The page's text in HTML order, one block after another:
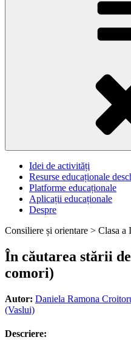
Idei de activități
Resurse educaționale
Platforme educaționale
Aplicații educaționale
Despre
Consiliere și orientare > Clasa a
În căutarea stării
comori)
Autor: Daniela Ramona
(Vaslui)
Descriere: